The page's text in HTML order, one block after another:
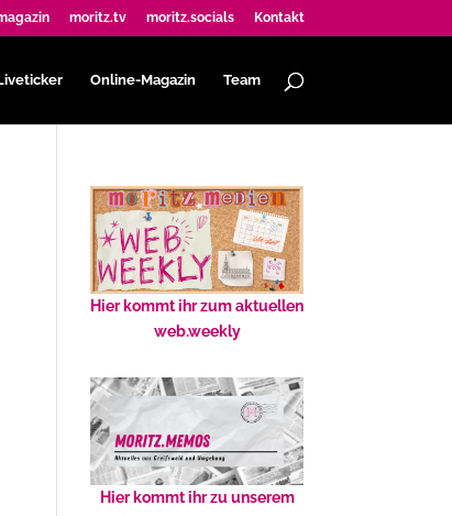
moritz.tv moritz.socials Kontakt
Online-Magazin Team
Hier kommt ihr zum aktuellen
web.weekly
Hier kommt ihr zu unserem